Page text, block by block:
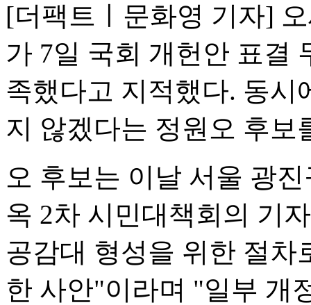
[더팩트ㅣ문화영 기자]
가 7일 국회 개헌안 표결
족했다고 지적했다. 동시
지 않겠다는 정원오 후보
오 후보는 이날 서울 광
옥 2차 시민대책회의 기
공감대 형성을 위한 절차
한 사안"이라며 "일부 개